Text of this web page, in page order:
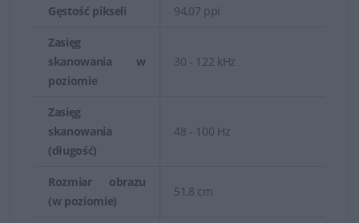
Gęstość pikseli 94,07 ppi
Zasięg
skanowania w
poziomie
30 - 122 kHz
Zasięg
skanowania
(długość)
48 - 100 Hz
Rozmiar obrazu
(w poziomie)
51,8 cm